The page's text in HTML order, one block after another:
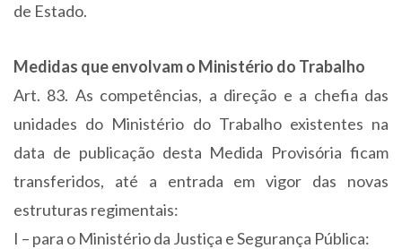
de Estado.
Medidas que envolvam o Ministério do Trabalho
Art. 83. As competências, a direção e a chefia das
unidades do Ministério do Trabalho existentes na
data de publicação desta Medida Provisória ficam
transferidos, até a entrada em vigor das novas
estruturas regimentais:
I – para o Ministério da Justiça e Segurança Pública: